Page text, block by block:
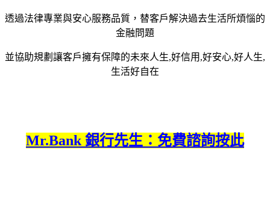
透過法律專業與安心服務品質，替客戶解決過去生活所煩惱的
金融問題
並協助規劃讓客戶擁有保障的未來人生,好信用,好安心,好人生,
生活好自在
Mr.Bank 銀行先生：免費諮詢按此